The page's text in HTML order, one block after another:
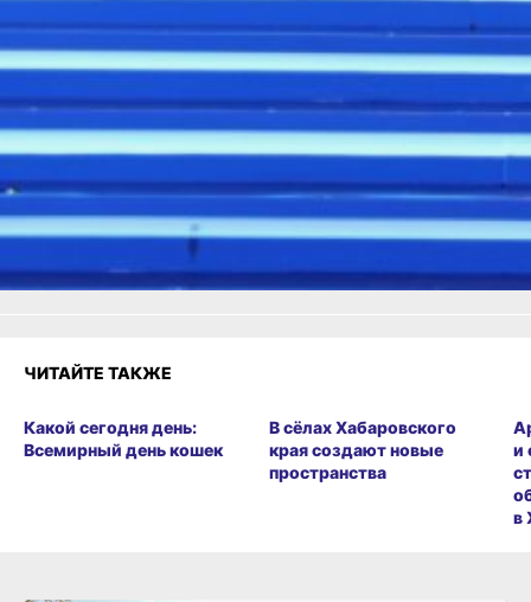
папы с гитарой
Читайте нас в соцсетях:
ВКонтакте,
Одноклассники, Телеграмили
Яндекс.ДзениМАКС
Как вам материал?
Удивило
1
Грустно
Злость Разочарование
ЧИТАЙТЕ ТАКЖЕ
Какой сегодня день:
Всемирный день кошек
В сёлах Хабаровского
края создают новые
пространства
и
в